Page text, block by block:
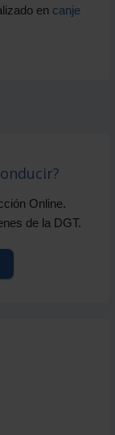
en canje
Online.
de la DGT.